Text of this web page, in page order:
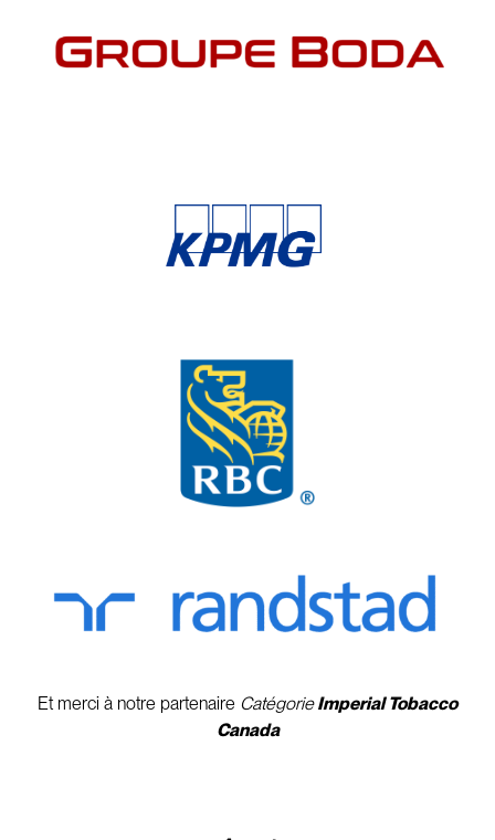
Et merci à notre partenaire Catégorie Imperial Tobacco
Canada